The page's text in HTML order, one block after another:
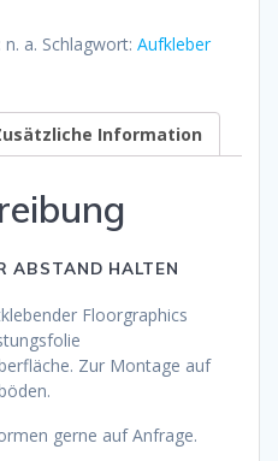
n. a. Schlagwort: Aufkleber
Information
ABSTAND HALTEN
Floorgraphics
Zur Montage auf
gerne auf Anfrage.